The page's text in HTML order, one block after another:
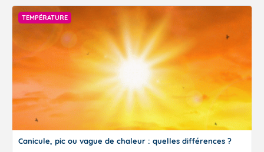
TEMPÉRATURE
Canicule, pic ou vague de chaleur : quelles différences ?